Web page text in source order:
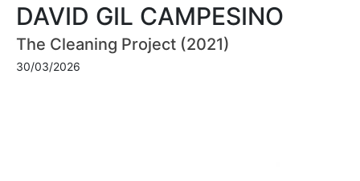
DAVID GIL CAMPESINO
The Cleaning Project (2021)
30/03/2026